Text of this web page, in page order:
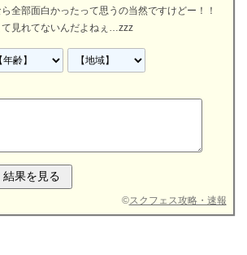
全部面白かったって思うの当然ですけどー！！
見れてないんだよねぇ…zzz
©スクフェス攻略・速報